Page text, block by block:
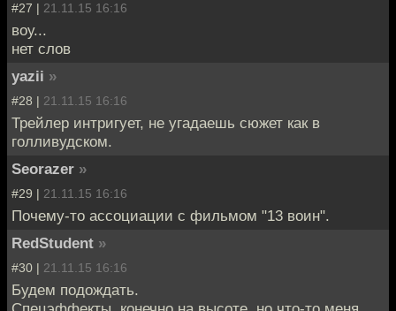
#27 | 21.11.15 16:16
воу...
нет слов
yazii »
#28 | 21.11.15 16:16
Трейлер интригует, не угадаешь сюжет как в
голливудском.
Seorazer »
#29 | 21.11.15 16:16
Почему-то ассоциации с фильмом "13 воин".
RedStudent »
#30 | 21.11.15 16:16
Будем подождать.